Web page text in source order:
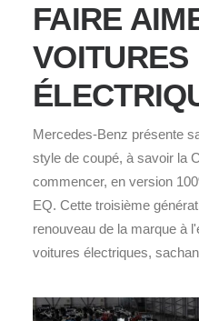
FAIRE
VOITURES
Mercedes-Benz présente
style de coupé, à savoir la
commencer, en version
EQ. Cette troisième
renouveau de la marque à
voitures électriques,